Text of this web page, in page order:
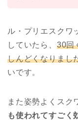
ル・プリエスクワ
していたら、 30回
しんどくなりまし
いです。
また姿勢よくスク
も使われてすごく